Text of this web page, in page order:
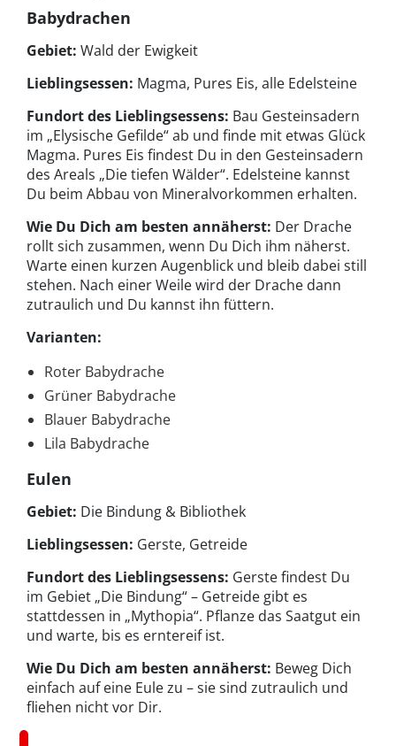
Babydrachen
Gebiet: Wald der Ewigkeit
Lieblingsessen: Magma, Pures Eis, alle Edelsteine
Fundort des Lieblingsessens: Bau Gesteinsadern
im „Elysische Gefilde“ ab und finde mit etwas Glück
Magma. Pures Eis findest Du in den Gesteinsadern
des Areals „Die tiefen Wälder“. Edelsteine kannst
Du beim Abbau von Mineralvorkommen erhalten.
Wie Du Dich am besten annäherst: Der Drache
rollt sich zusammen, wenn Du Dich ihm näherst.
Warte einen kurzen Augenblick und bleib dabei still
stehen. Nach einer Weile wird der Drache dann
zutraulich und Du kannst ihn füttern.
Varianten:
Roter Babydrache
Grüner Babydrache
Blauer Babydrache
Lila Babydrache
Eulen
Gebiet: Die Bindung & Bibliothek
Lieblingsessen: Gerste, Getreide
Fundort des Lieblingsessens: Gerste findest Du
im Gebiet „Die Bindung“ – Getreide gibt es
stattdessen in „Mythopia“. Pflanze das Saatgut ein
und warte, bis es erntereif ist.
Wie Du Dich am besten annäherst: Beweg Dich
einfach auf eine Eule zu – sie sind zutraulich und
fliehen nicht vor Dir.